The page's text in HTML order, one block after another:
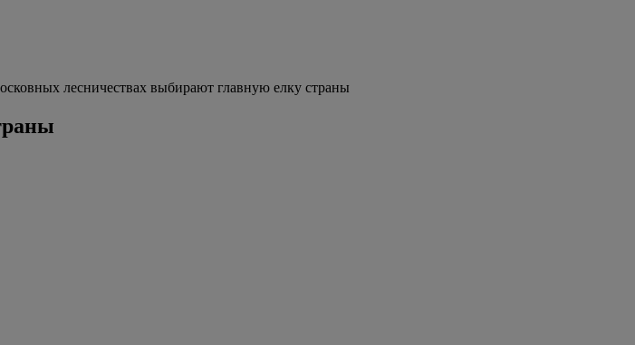
лесничествах выбирают главную елку страны